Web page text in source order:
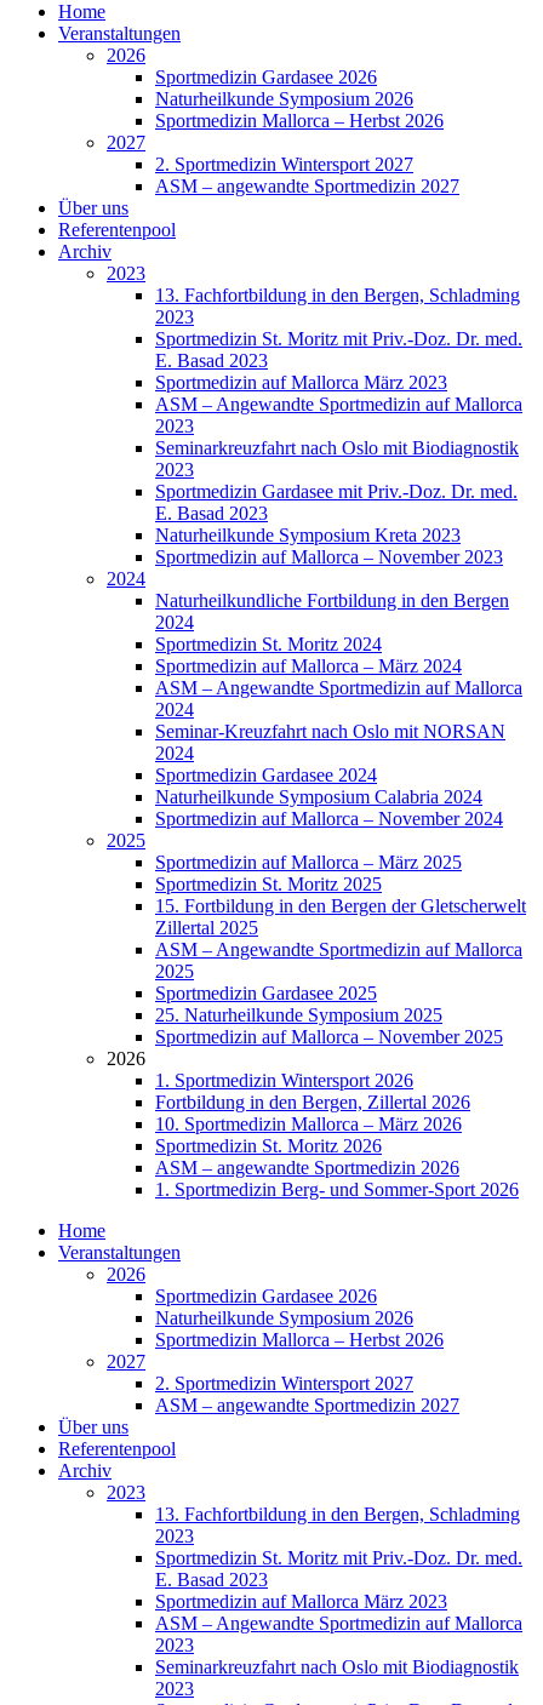
Home
Veranstaltungen
2026
Sportmedizin Gardasee 2026
Naturheilkunde Symposium 2026
Sportmedizin Mallorca – Herbst 2026
2027
2. Sportmedizin Wintersport 2027
ASM – angewandte Sportmedizin 2027
Über uns
Referentenpool
Archiv
2023
13. Fachfortbildung in den Bergen, Schladming
2023
Sportmedizin St. Moritz mit Priv.-Doz. Dr. med.
E. Basad 2023
Sportmedizin auf Mallorca März 2023
ASM – Angewandte Sportmedizin auf Mallorca
2023
Seminarkreuzfahrt nach Oslo mit Biodiagnostik
2023
Sportmedizin Gardasee mit Priv.-Doz. Dr. med.
E. Basad 2023
Naturheilkunde Symposium Kreta 2023
Sportmedizin auf Mallorca – November 2023
2024
Naturheilkundliche Fortbildung in den Bergen
2024
Sportmedizin St. Moritz 2024
Sportmedizin auf Mallorca – März 2024
ASM – Angewandte Sportmedizin auf Mallorca
2024
Seminar-Kreuzfahrt nach Oslo mit NORSAN
2024
Sportmedizin Gardasee 2024
Naturheilkunde Symposium Calabria 2024
Sportmedizin auf Mallorca – November 2024
2025
Sportmedizin auf Mallorca – März 2025
Sportmedizin St. Moritz 2025
15. Fortbildung in den Bergen der Gletscherwelt
Zillertal 2025
ASM – Angewandte Sportmedizin auf Mallorca
2025
Sportmedizin Gardasee 2025
25. Naturheilkunde Symposium 2025
Sportmedizin auf Mallorca – November 2025
2026
1. Sportmedizin Wintersport 2026
Fortbildung in den Bergen, Zillertal 2026
10. Sportmedizin Mallorca – März 2026
Sportmedizin St. Moritz 2026
ASM – angewandte Sportmedizin 2026
1. Sportmedizin Berg- und Sommer-Sport 2026
Home
Veranstaltungen
2026
Sportmedizin Gardasee 2026
Naturheilkunde Symposium 2026
Sportmedizin Mallorca – Herbst 2026
2027
2. Sportmedizin Wintersport 2027
ASM – angewandte Sportmedizin 2027
Über uns
Referentenpool
Archiv
2023
13. Fachfortbildung in den Bergen, Schladming
2023
Sportmedizin St. Moritz mit Priv.-Doz. Dr. med.
E. Basad 2023
Sportmedizin auf Mallorca März 2023
ASM – Angewandte Sportmedizin auf Mallorca
2023
Seminarkreuzfahrt nach Oslo mit Biodiagnostik
2023